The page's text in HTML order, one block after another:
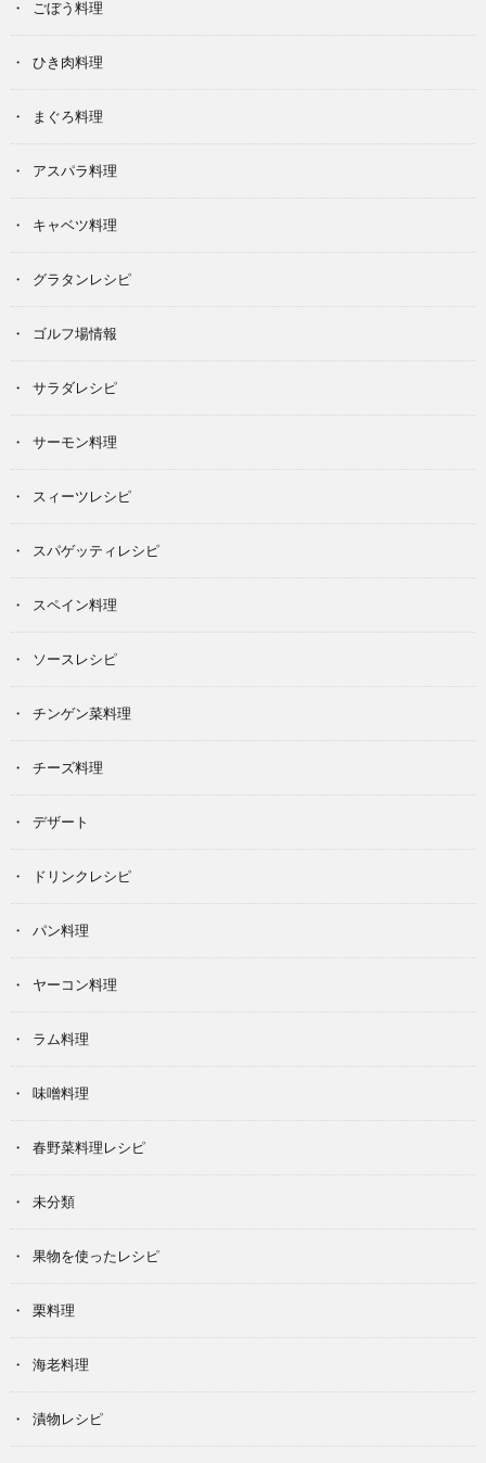
ごぼう料理
ひき肉料理
まぐろ料理
アスパラ料理
キャベツ料理
グラタンレシピ
ゴルフ場情報
サラダレシピ
サーモン料理
スィーツレシピ
スパゲッティレシピ
スペイン料理
ソースレシピ
チンゲン菜料理
チーズ料理
デザート
ドリンクレシピ
パン料理
ヤーコン料理
ラム料理
味噌料理
春野菜料理レシピ
未分類
果物を使ったレシピ
栗料理
海老料理
漬物レシピ